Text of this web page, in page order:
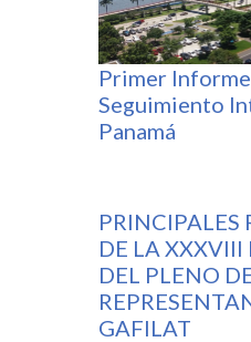
Primer
Seguimiento
Panamá
PRINCIPALES
DE LA
DEL PLENO
GAFILAT